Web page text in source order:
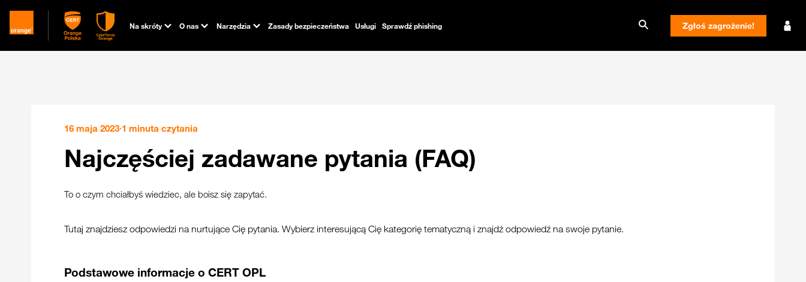
Na skróty O nas Narzędzia Zasady bezpieczeństwa Usługi Sprawdź phishing Zgłoś zagrożenie!
16 maja 2023·1 minuta czytania
Najczęściej zadawane pytania (FAQ)
To o czym chciałbyś wiedziec, ale boisz się zapytać.
Tutaj znajdziesz odpowiedzi na nurtujące Cię pytania. Wybierz interesującą Cię kategorię tematyczną i znajdź odpowiedź na swoje pytanie.
Podstawowe informacje o CERT OPL